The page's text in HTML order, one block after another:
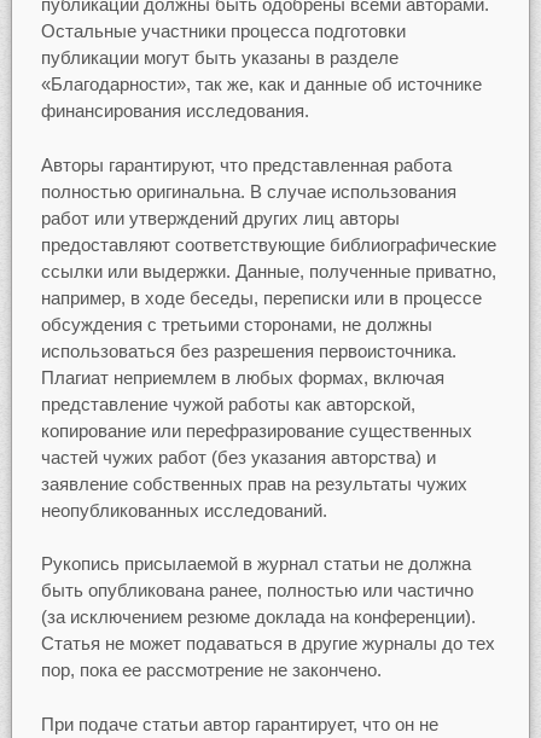
публикации должны быть одобрены всеми авторами.
Остальные участники процесса подготовки
публикации могут быть указаны в разделе
«Благодарности», так же, как и данные об источнике
финансирования исследования.
Авторы гарантируют, что представленная работа
полностью оригинальна. В случае использования
работ или утверждений других лиц авторы
предоставляют соответствующие библиографические
ссылки или выдержки. Данные, полученные приватно,
например, в ходе беседы, переписки или в процессе
обсуждения с третьими сторонами, не должны
использоваться без разрешения первоисточника.
Плагиат неприемлем в любых формах, включая
представление чужой работы как авторской,
копирование или перефразирование существенных
частей чужих работ (без указания авторства) и
заявление собственных прав на результаты чужих
неопубликованных исследований.
Рукопись присылаемой в журнал статьи не должна
быть опубликована ранее, полностью или частично
(за исключением резюме доклада на конференции).
Статья не может подаваться в другие журналы до тех
пор, пока ее рассмотрение не закончено.
При подаче статьи автор гарантирует, что он не